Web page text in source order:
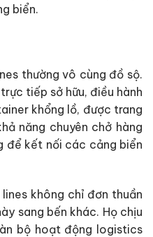
biển.
thường vô cùng đồ sộ.
tiếp sở hữu, điều hành
khổng lồ, được trang
năng chuyên chở hàng
để kết nối các cảng biển
không chỉ đơn thuần
sang bến khác. Họ chịu
bộ hoạt động logistics